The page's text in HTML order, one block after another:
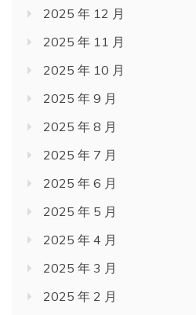
2025 年 12 月
2025 年 11 月
2025 年 10 月
2025 年 9 月
2025 年 8 月
2025 年 7 月
2025 年 6 月
2025 年 5 月
2025 年 4 月
2025 年 3 月
2025 年 2 月